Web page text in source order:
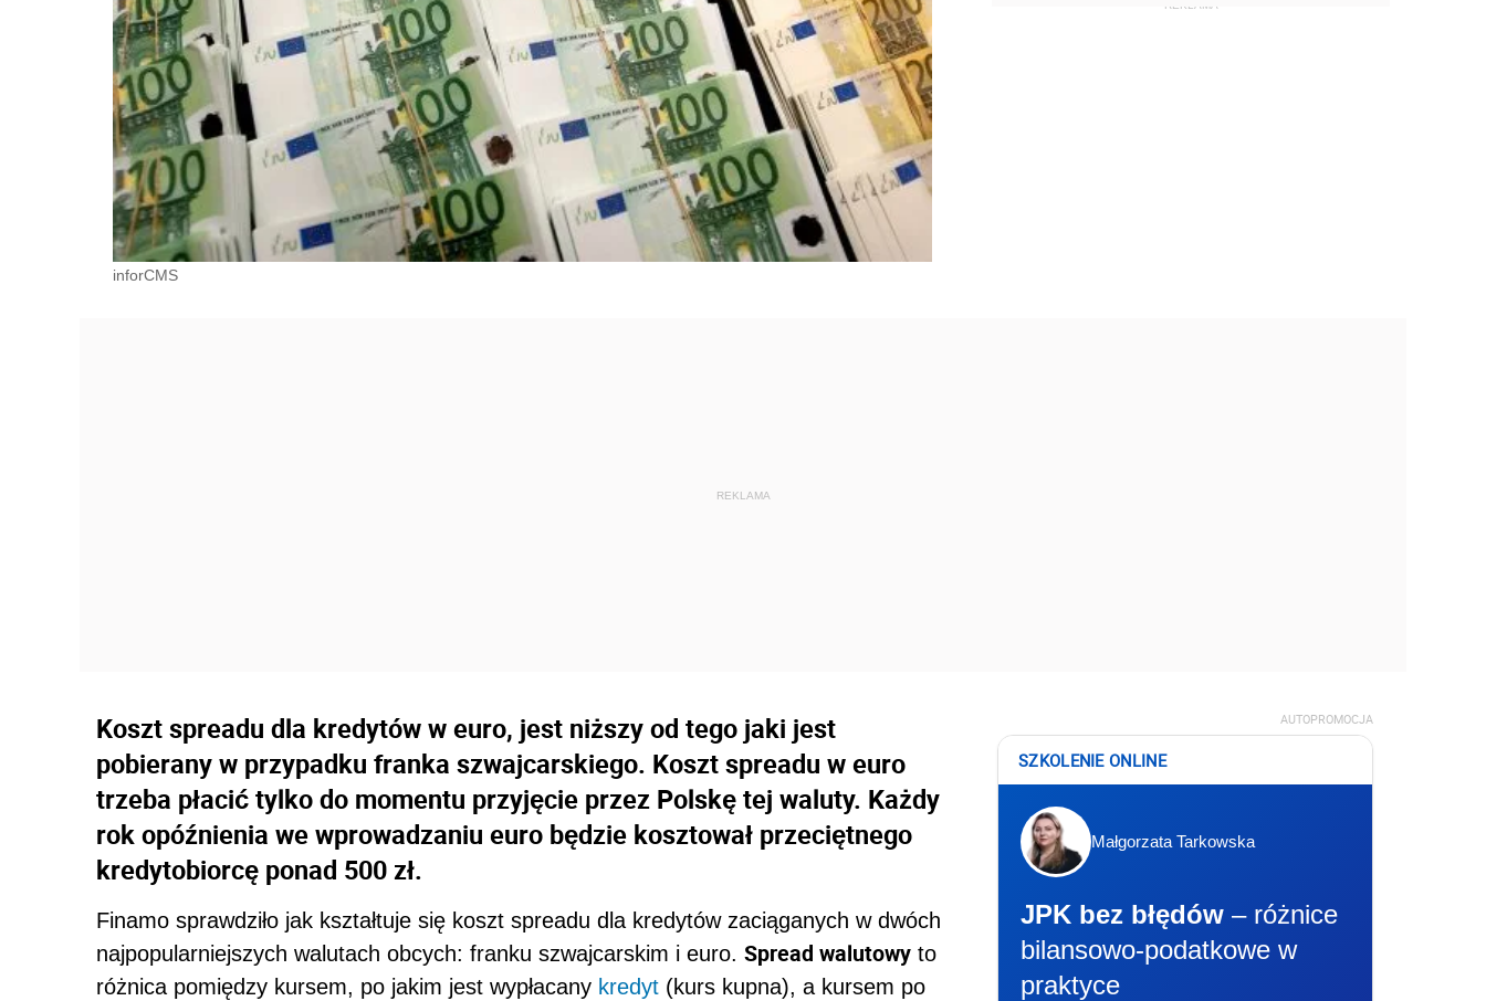
inforCMS
Koszt spreadu dla kredytów w euro, jest niższy od tego jaki jest
pobierany w przypadku franka szwajcarskiego. Koszt spreadu w euro
trzeba płacić tylko do momentu przyjęcie przez Polskę tej waluty. Każdy
rok opóźnienia we wprowadzaniu euro będzie kosztował przeciętnego
kredytobiorcę ponad 500 zł.
Finamo sprawdziło jak kształtuje się koszt spreadu dla kredytów zaciąganych w dwóch
najpopularniejszych walutach obcych: franku szwajcarskim i euro. Spread walutowy to
różnica pomiędzy kursem, po jakim jest wypłacany kredyt (kurs kupna), a kursem po
AUTOPROMOCJA
SZKOLENIE ONLINE
Małgorzata Tarkowska
JPK bez błędów – różnice
bilansowo-podatkowe w
praktyce